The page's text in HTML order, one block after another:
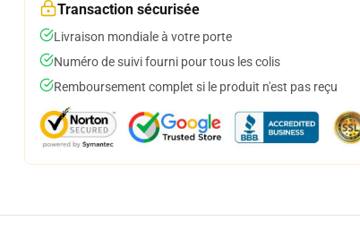
Transaction sécurisée
Livraison mondiale à votre porte
Numéro de suivi fourni pour tous les colis
Remboursement complet si le produit n'est pas reçu